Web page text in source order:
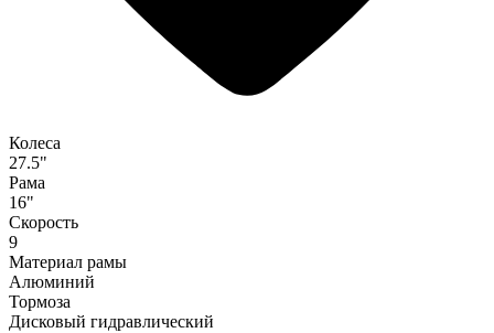
Колеса
27.5"
Рама
16"
Скорость
9
Материал рамы
Алюминий
Тормоза
Дисковый гидравлический